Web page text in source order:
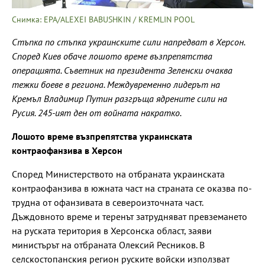
Снимка: EPA/ALEXEI BABUSHKIN / KREMLIN POOL
Стъпка по стъпка украинските сили напредват в Херсон.
Според Киев обаче лошото време възпрепятства
операцията. Съветник на президента Зеленски очаква
тежки боеве в региона. Междувременно лидерът на
Кремъл Владимир Путин разгръща ядрените сили на
Русия. 245-ият ден от войната накратко.
Лошото време възпрепятства украинската
контраофанзива в Херсон
Според Министерството на отбраната украинската
контраофанзива в южната част на страната се оказва по-
трудна от офанзивата в североизточната част.
Дъждовното време и теренът затрудняват превземането
на руската територия в Херсонска област, заяви
министърът на отбраната Олексий Ресников. В
селскостопанския регион руските войски използват